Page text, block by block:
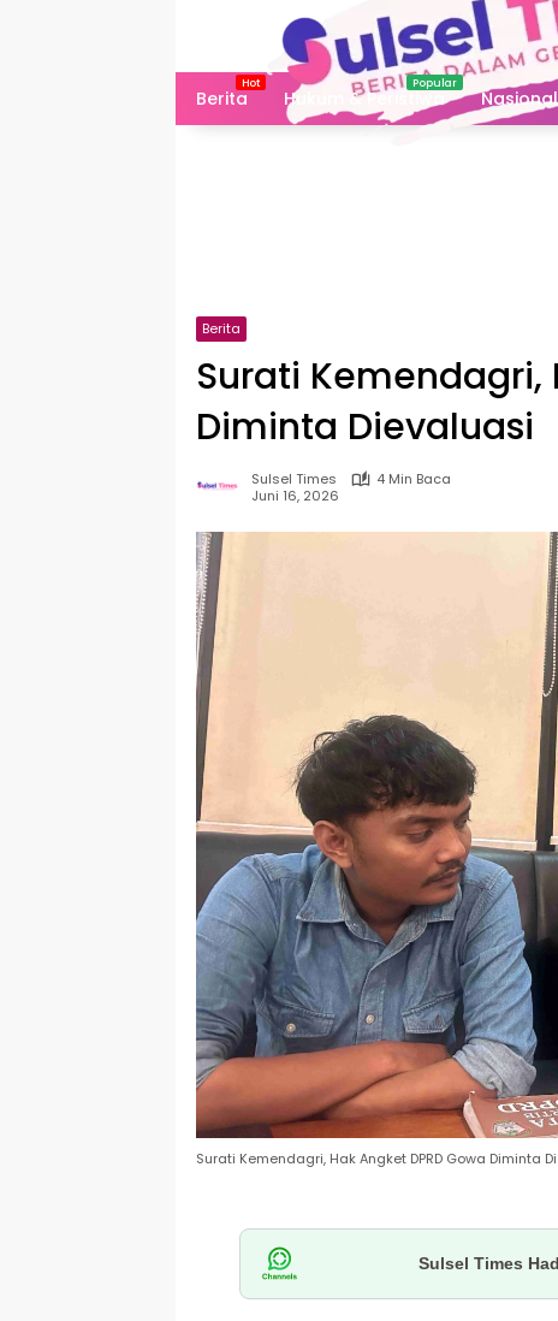
Berita
Hukum & Peristiwa Nasional
Berita
Surati Kemendagri,
Diminta Dievaluasi
Sulsel Times
4 Min Baca
Juni 16, 2026
Surati Kemendagri, Hak Angket DPRD Gowa Diminta
Sulsel Times